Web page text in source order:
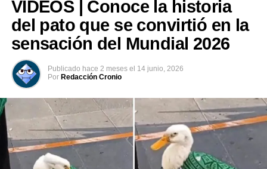
(@UnitreeRobotics)
July 24, 2026
Comparte esto:
Facebook
Me gusta esto:
VIDEOS | Conoce la historia
del pato que se convirtió en la
sensación del Mundial 2026
Publicado hace 2 meses el 14 junio, 2026
Por Redacción Cronio